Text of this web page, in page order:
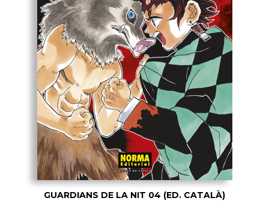
GUARDIANS DE LA NIT 04 (ED. CATALÀ)